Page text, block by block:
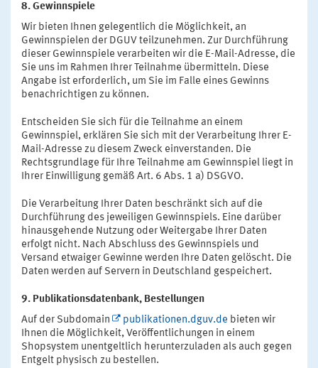
8. Gewinnspiele
Wir bieten Ihnen gelegentlich die Möglichkeit, an
Gewinnspielen der DGUV teilzunehmen. Zur Durchführung
dieser Gewinnspiele verarbeiten wir die E-Mail-Adresse, die
Sie uns im Rahmen Ihrer Teilnahme übermitteln. Diese
Angabe ist erforderlich, um Sie im Falle eines Gewinns
benachrichtigen zu können.
Entscheiden Sie sich für die Teilnahme an einem
Gewinnspiel, erklären Sie sich mit der Verarbeitung Ihrer E-
Mail-Adresse zu diesem Zweck einverstanden. Die
Rechtsgrundlage für Ihre Teilnahme am Gewinnspiel liegt in
Ihrer Einwilligung gemäß Art. 6 Abs. 1 a) DSGVO.
Die Verarbeitung Ihrer Daten beschränkt sich auf die
Durchführung des jeweiligen Gewinnspiels. Eine darüber
hinausgehende Nutzung oder Weitergabe Ihrer Daten
erfolgt nicht. Nach Abschluss des Gewinnspiels und
Versand etwaiger Gewinne werden Ihre Daten gelöscht. Die
Daten werden auf Servern in Deutschland gespeichert.
9. Publikationsdatenbank, Bestellungen
Auf der Subdomain
publikationen.dguv.de bieten wir
Ihnen die Möglichkeit, Veröffentlichungen in einem
Shopsystem unentgeltlich herunterzuladen als auch gegen
Entgelt physisch zu bestellen.